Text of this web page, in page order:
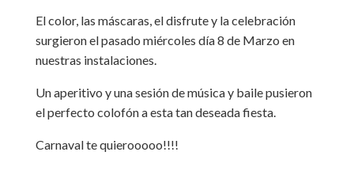
El color, las máscaras, el disfrute y la celebración
surgieron el pasado miércoles día 8 de Marzo en
nuestras instalaciones.
Un aperitivo y una sesión de música y baile pusieron
el perfecto colofón a esta tan deseada fiesta.
Carnaval te quierooooo!!!!